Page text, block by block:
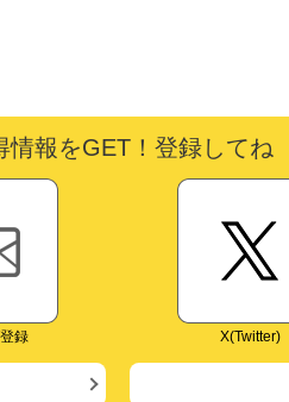
情報をGET！登録してね
録 X(Twitter)